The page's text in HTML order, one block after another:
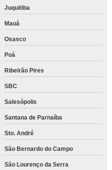
Juquitiba
Mauá
Osasco
Poá
Ribeirão Pires
SBC
Salesópolis
Santana de Parnaíba
Sto. André
São Bernardo do Campo
São Lourenço da Serra